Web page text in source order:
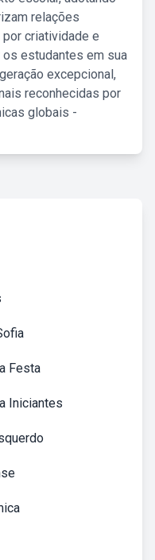
relações
criatividade e
estudantes em sua
excepcional,
reconhecidas por
globais -
Festa
Iniciantes